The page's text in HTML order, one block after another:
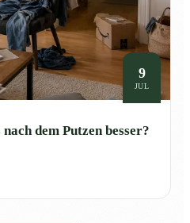
9
JUL
dem Putzen besser?